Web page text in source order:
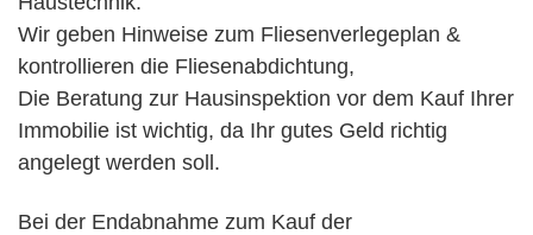
Wir geben Hinweise zum Fliesenverlegeplan &
kontrollieren die Fliesenabdichtung,
Die Beratung zur Hausinspektion vor dem Kauf Ihrer
Immobilie ist wichtig, da Ihr gutes Geld richtig
angelegt werden soll.
Bei der Endabnahme zum Kauf der